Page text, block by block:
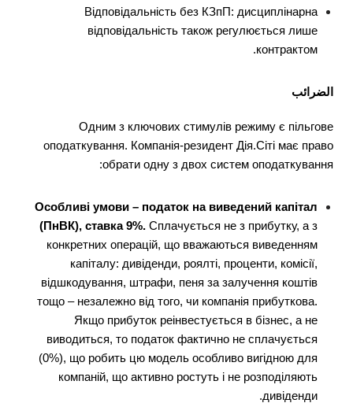
Відповідальність без КЗпП: дисциплінарна
відповідальність також регулюється лише
контрактом.
الضرائب
Одним з ключових стимулів режиму є пільгове
оподаткування. Компанія-резидент Дія.Сіті має право
обрати одну з двох систем оподаткування:
Особливі умови – податок на виведений капітал
(ПнВК), ставка 9%. Сплачується не з прибутку, а з
конкретних операцій, що вважаються виведенням
капіталу: дивіденди, роялті, проценти, комісії,
відшкодування, штрафи, пеня за залучення коштів
тощо – незалежно від того, чи компанія прибуткова.
Якщо прибуток реінвестується в бізнес, а не
виводиться, то податок фактично не сплачується
(0%), що робить цю модель особливо вигідною для
компаній, що активно ростуть і не розподіляють
дивіденди.